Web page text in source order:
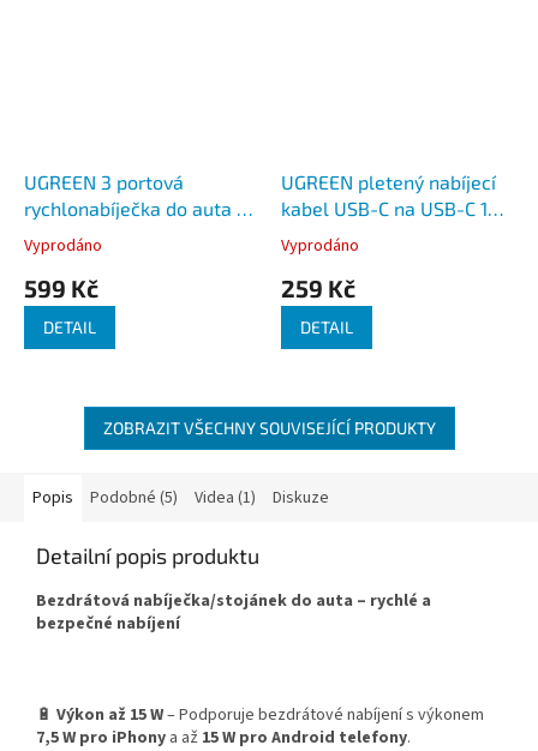
UGREEN 3 portová
rychlonabíječka do auta 75
Vyprodáno
599 Kč
DETAIL
UGREEN pletený nabíjecí
kabel USB-C na USB-C 100
W 1,5 m
Vyprodáno
259 Kč
DETAIL
ZOBRAZIT VŠECHNY SOUVISEJÍCÍ PRODUKTY
Popis Podobné (5) Videa (1) Diskuze
Detailní popis produktu
Bezdrátová nabíječka/stojánek do auta – rychlé a
bezpečné nabíjení
🔋 Výkon až 15 W– Podporuje bezdrátové nabíjení s výkonem
7,5 W pro iPhony a až 15 W pro Android telefony.